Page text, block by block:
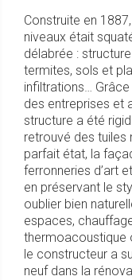
Construite en
niveaux était
délabrée :
termites, sols et
infiltrations…
des entreprises et
structure a été
retrouvé des tuiles
parfait état, la
ferronneries d’art
en préservant le
oublier bien
espaces,
thermoacoustique
le constructeur a
neuf dans la